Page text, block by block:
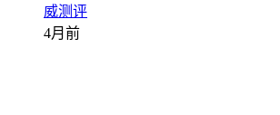
威测评
4月前